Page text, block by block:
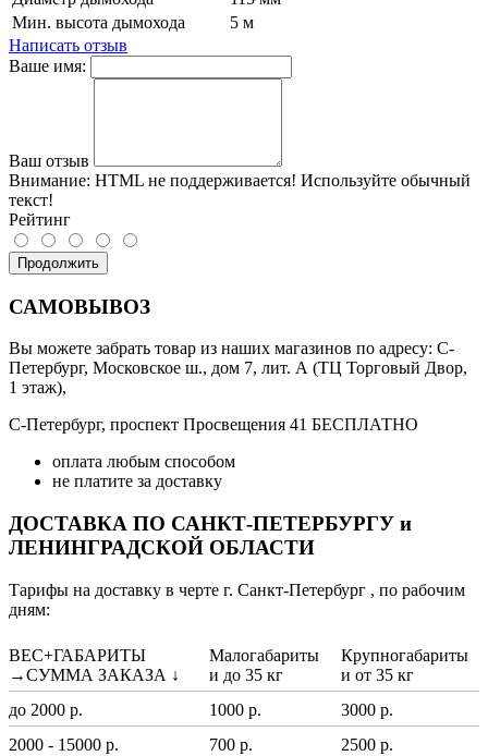
Мин. высота дымохода
5 м
Написать отзыв
Ваше имя:
Ваш отзыв
Внимание: HTML не поддерживается! Используйте обычный
текст!
Рейтинг
Продолжить
САМОВЫВОЗ
Вы можете забрать товар из наших магазинов по адресу: С-
Петербург, Московское ш., дом 7, лит. А (ТЦ Торговый Двор,
1 этаж),
С-Петербург, проспект Просвещения 41 БЕСПЛАТНО
оплата любым способом
не платите за доставку
ДОСТАВКА ПО САНКТ-ПЕТЕРБУРГУ и
ЛЕНИНГРАДСКОЙ ОБЛАСТИ
Тарифы на доставку в черте г. Санкт-Петербург , по рабочим
дням:
ВЕС+ГАБАРИТЫ
→СУММА ЗАКАЗА ↓
Малогабариты
и до 35 кг
Крупногабариты
и от 35 кг
до 2000 р.
1000 р.
3000 р.
2000 - 15000 р.
700 р. 2500 р.